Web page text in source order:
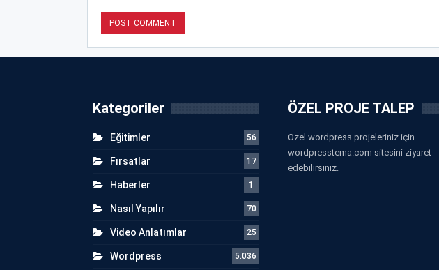
Kategoriler
Eğitimler 56
Fırsatlar 17
Haberler 1
Nasıl Yapılır 70
Video Anlatımlar 25
Wordpress 5.036
ÖZEL PROJE TALEP
Özel wordpress projeleriniz için
wordpresstema.com sitesini ziyaret
edebilirsiniz.